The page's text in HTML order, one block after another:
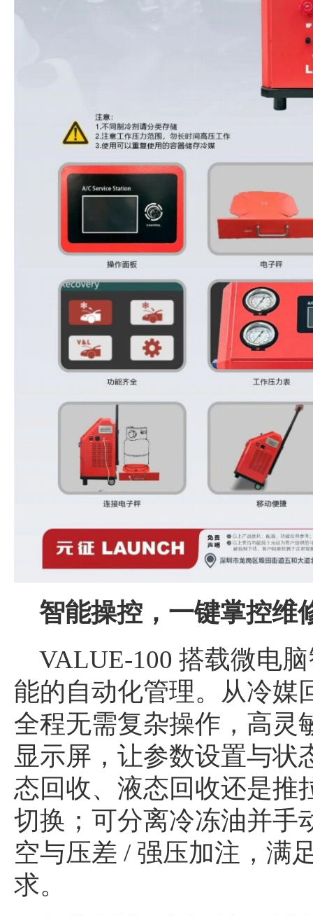
智能操控，一键掌控维
VALUE-100 搭载微电
能的自动化管理。从冷媒
全程无需复杂操作，高灵
显示屏，让参数设置与状
态回收、液态回收还是推
切换；可分离冷冻油并手
空与压差 / 强压加注，满
求。